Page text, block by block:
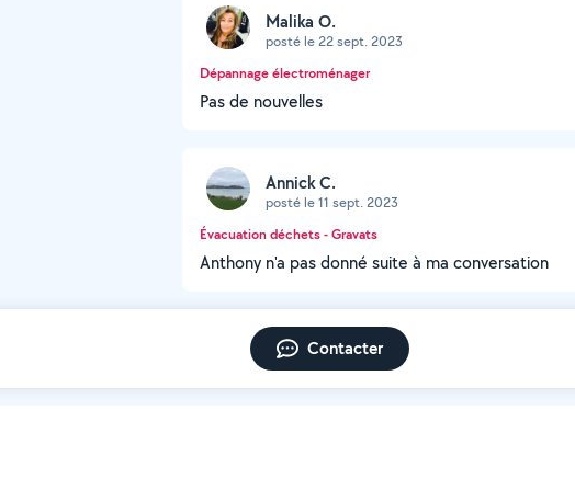
Malika O.
posté le 22 sept. 2023
Dépannage électroménager
Pas de nouvelles
Annick C.
posté le 11 sept. 2023
Évacuation déchets - Gravats
Anthony n'a pas donné suite à ma conversation
Contacter